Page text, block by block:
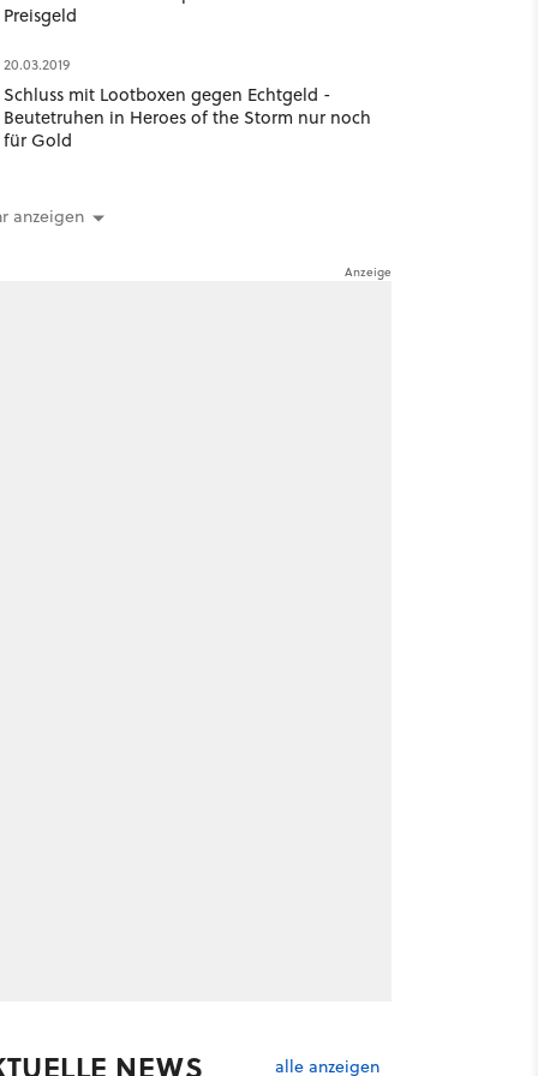
Preisgeld
20.03.2019
Schluss mit Lootboxen gegen Echtgeld -
Beutetruhen in Heroes of the Storm nur noch
für Gold
anzeigen
NEWS alle anzeigen